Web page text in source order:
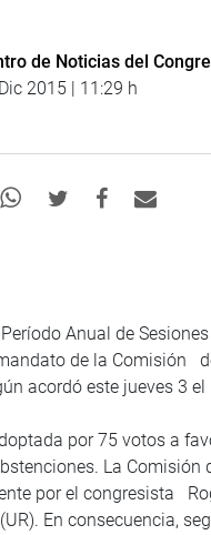
de Noticias del
2015 | 11:29 h
Anual de
de la Comisión
acordó este jueves 3 el
por 75 votos a
La Comisión
por el congresista
En consecuencia,